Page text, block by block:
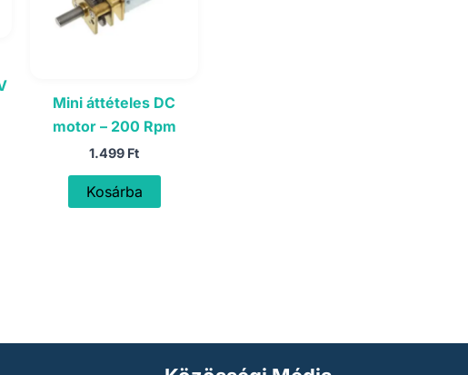
Mini áttételes DC
motor – 200 Rpm
1.499 Ft
Kosárba